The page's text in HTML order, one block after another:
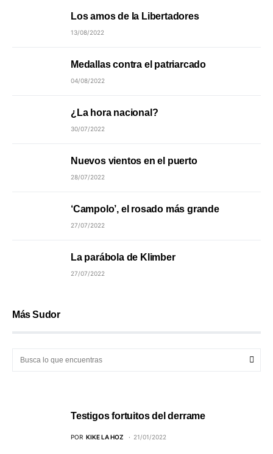
Los amos de la Libertadores
13/08/2022
Medallas contra el patriarcado
04/08/2022
¿La hora nacional?
30/07/2022
Nuevos vientos en el puerto
28/07/2022
‘Campolo’, el rosado más grande
27/07/2022
La parábola de Klimber
27/07/2022
Más Sudor
Testigos fortuitos del derrame
POR KIKE LA HOZ 21/01/2022